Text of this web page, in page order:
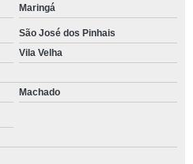
Maringá
São José dos Pinhais
Vila Velha
Machado